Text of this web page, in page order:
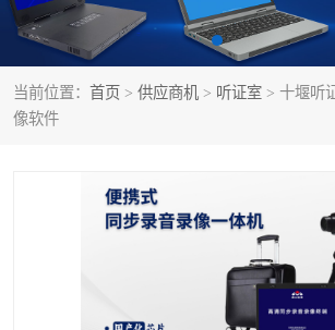
当前位置： 首页 > 供应商机 > 听证室 > 十堰听
像软件
远程提讯 语音识别